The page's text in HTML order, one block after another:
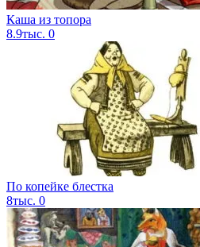
Каша из топора
8.9тыс. 0
По копейке блестка
8тыс. 0